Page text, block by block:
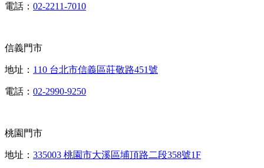
電話： 02-2211-7010
信義門市
地址： 110 台北市信義區莊敬路451號
電話： 02-2990-9250
桃園門市
地址： 335003 桃園市大溪區埔頂路二段358號1F